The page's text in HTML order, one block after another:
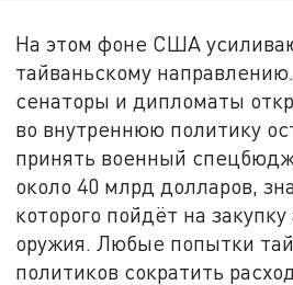
На этом фоне США
тайваньскому
сенаторы и дипломаты
во внутреннюю политику
принять военный
около 40 млрд долларов,
которого пойдёт на
оружия. Любые попытки
политиков сократить